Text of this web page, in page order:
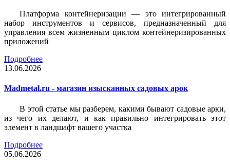
Платформа контейнеризации — это интегрированный
набор инструментов и сервисов, предназначенный для
управления всем жизненным циклом контейнеризированных
приложений
Подробнее
13.06.2026
Madmetal.ru - магазин изысканных садовых арок
В этой статье мы разберем, какими бывают садовые арки,
из чего их делают, и как правильно интегрировать этот
элемент в ландшафт вашего участка
Подробнее
05.06.2026